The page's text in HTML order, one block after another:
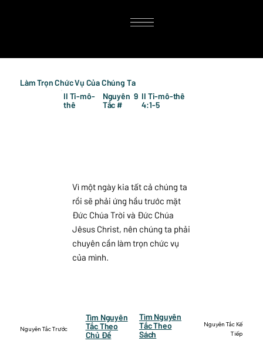
Nguyên Tắc Trước
Tìm Nguyên
Tắc Theo
Chủ Đề
Tìm Nguyên
Tắc Theo
Sách
Nguyên Tắc Kế
Tiếp
Làm Trọn Chức Vụ Của Chúng Ta
II Ti-mô-
thê
Nguyên
Tắc #
9 II Ti-mô-thê
4:1-5
Vì một ngày kia tất cả chúng ta
rồi sẽ phải ứng hầu trước mặt
Đức Chúa Trời và Đức Chúa
Jêsus Christ, nên chúng ta phải
chuyên cần làm trọn chức vụ
của mình.